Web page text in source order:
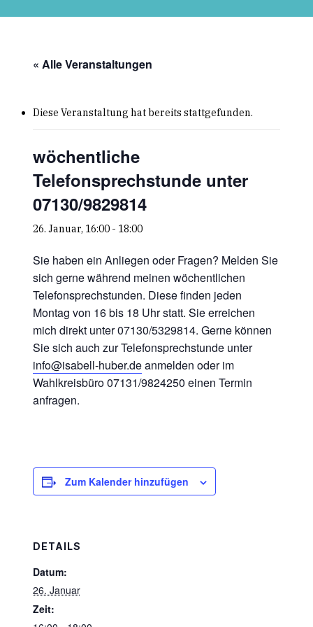
« Alle Veranstaltungen
Diese Veranstaltung hat bereits stattgefunden.
wöchentliche
Telefonsprechstunde unter
07130/9829814
26. Januar, 16:00- 18:00
Sie haben ein Anliegen oder Fragen? Melden Sie
sich gerne während meinen wöchentlichen
Telefonsprechstunden. Diese finden jeden
Montag von 16 bis 18 Uhr statt. Sie erreichen
mich direkt unter 07130/5329814. Gerne können
Sie sich auch zur Telefonsprechstunde unter
info@isabell-huber.deanmelden oder im
Wahlkreisbüro 07131/9824250 einen Termin
anfragen.
Zum Kalender hinzufügen
DETAILS
Datum:
26. Januar
Zeit: